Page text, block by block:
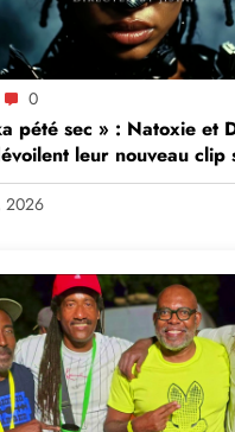
0
pété sec » : Natoxie et
leur nouveau clip
2026